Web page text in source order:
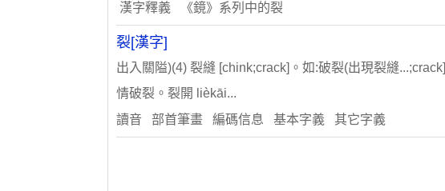
漢字釋義 《鏡》系列中的裂
裂[漢字]
出入關隘)(4) 裂縫 [chink;crack]。如:破裂(出現裂縫
情破裂。裂開 lièkāi...
讀音 部首筆畫 編碼信息 基本字義 其它字義